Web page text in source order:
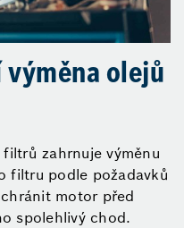
olejů
zahrnuje výměnu
filtru podle požadavků
motor před
spolehlivý chod.